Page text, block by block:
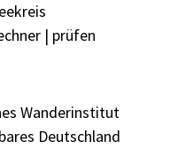
| prüfen
Wanderinstitut
Deutschland